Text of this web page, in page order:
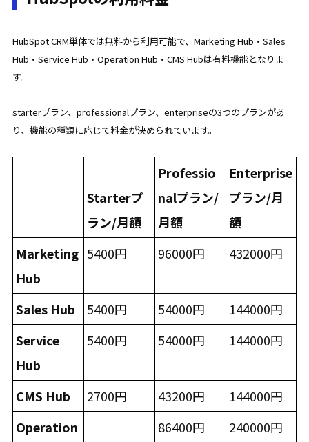
HubSpot CRM単体では無料から利用可能で、Marketing Hub・Sales
Hub・Service Hub・Operation Hub・CMS Hubは有料機能となりま
す。
starterプラン、professionalプラン、enterpriseの3つのプランがあ
り、機能の種類に応じて料金が決められています。
Starterプ
ラン/月額
Professio
nalプラン/
月額
Enterprise
プラン/月
額
Marketing
Hub
5400円 96000円 432000円
Sales Hub 5400円 54000円
144000円
Service
Hub
5400円 54000円 144000円
CMS Hub 2700円 43200円
144000円
Operation
86400円 240000円